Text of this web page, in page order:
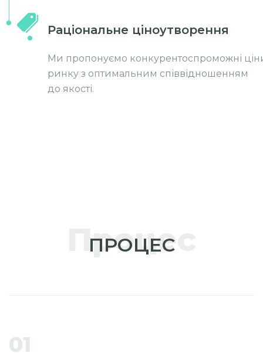
Раціональне ціноутворення
Ми пропонуємо конкурентоспроможні
ринку з оптимальним співвідношенням
до якості.
Процес
ПРОЦЕС
01